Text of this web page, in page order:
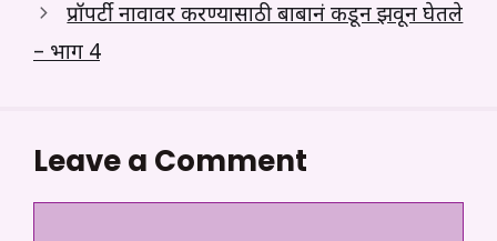
प्रॉपर्टी नावावर करण्यासाठी बाबानं कडून झवून घेतले
– भाग 4
Leave a Comment